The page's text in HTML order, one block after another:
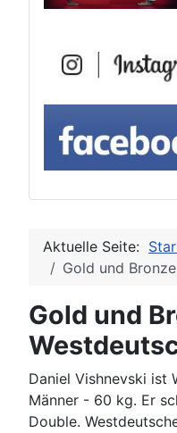
Aktuelle Seite:
Gold und
Gold und
Daniel Vishnevski ist
Männer - 60 kg. Er
Double.